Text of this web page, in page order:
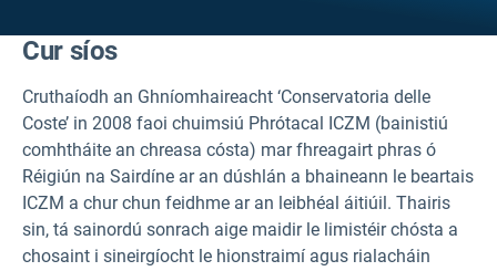
Cur síos
Cruthaíodh an Ghníomhaireacht ‘Conservatoria delle
Coste’ in 2008 faoi chuimsiú Phrótacal ICZM (bainistiú
comhtháite an chreasa cósta) mar fhreagairt phras ó
Réigiún na Sairdíne ar an dúshlán a bhaineann le beartais
ICZM a chur chun feidhme ar an leibhéal áitiúil. Thairis
sin, tá sainordú sonrach aige maidir le limistéir chósta a
chosaint i sineirgíocht le hionstraimí agus rialacháin